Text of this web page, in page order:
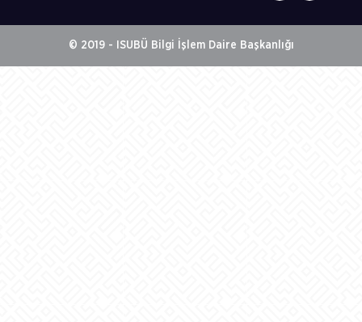
© 2019 - ISUBÜ Bilgi İşlem Daire Başkanlığı